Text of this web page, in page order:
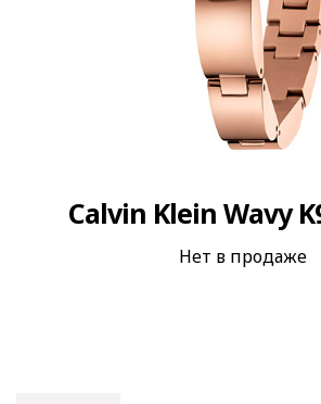
Calvin Klein Wavy
Нет в продаже